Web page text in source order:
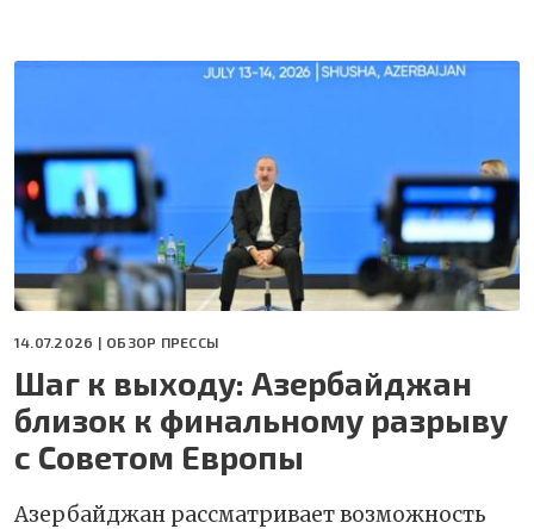
14.07.2026 | ОБЗОР ПРЕССЫ
Шаг к выходу: Азербайджан
близок к финальному разрыву
с Советом Европы
Азербайджан рассматривает возможность